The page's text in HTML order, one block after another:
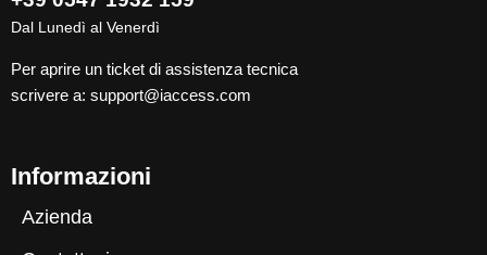
Dal Lunedì al Venerdì
Per aprire un ticket di assistenza tecnica
scrivere a: support@iaccess.com
Informazioni
Azienda